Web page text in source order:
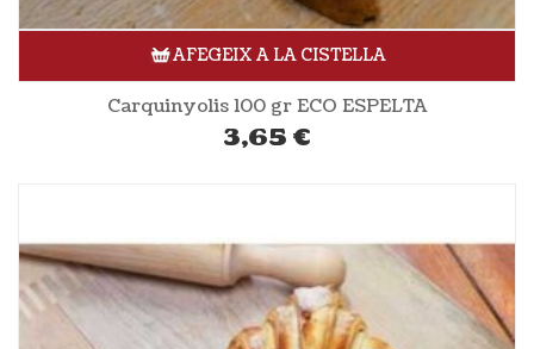
AFEGEIX A LA CISTELLA
Carquinyolis 100 gr ECO ESPELTA
3,65 €